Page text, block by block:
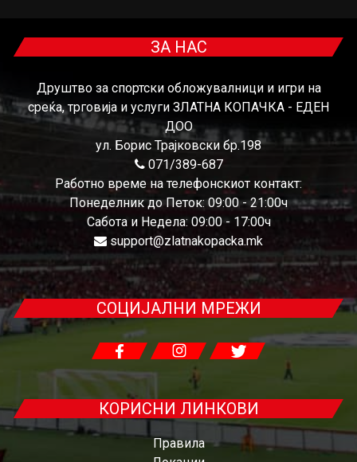
ЗА НАС
Друштво за спортски обложувалници и игри на
среќа, трговија и услуги ЗЛАТНА КОПАЧКА - ЕДЕН
ДОО
ул. Борис Трајковски бр.198
071/389-687
Работно време на телефонскиот контакт:
Понеделник до Петок: 09:00 - 21:00ч
Сабота и Недела: 09:00 - 17:00ч
support@zlatnakopacka.mk
СОЦИЈАЛНИ МРЕЖИ
КОРИСНИ ЛИНКОВИ
Правила